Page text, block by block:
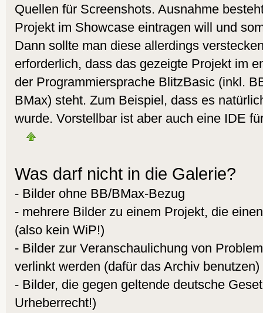
Quellen für Screenshots. Ausnahme
Projekt im Showcase eintragen will und
Dann sollte man diese allerdings
erforderlich, dass das gezeigte Projekt im
der Programmiersprache BlitzBasic (inkl.
BMax) steht. Zum Beispiel, dass es
wurde. Vorstellbar ist aber auch eine IDE
Was darf nicht in die Galerie?
- Bilder ohne BB/BMax-Bezug
- mehrere Bilder zu einem Projekt, die
(also kein WiP!)
- Bilder zur Veranschaulichung von
verlinkt werden (dafür das Archiv benutzen)
- Bilder, die gegen geltende deutsche
Urheberrecht!)